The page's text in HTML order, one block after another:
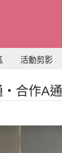
活動剪影
‧合作A通